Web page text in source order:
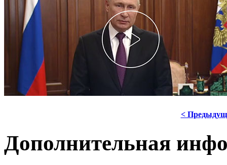
<
Дополнительная